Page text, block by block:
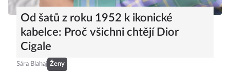
Od šatů z roku 1952 k ikonické
kabelce: Proč všichni chtějí Dior
Cigale
Sára Blahaj Ženy